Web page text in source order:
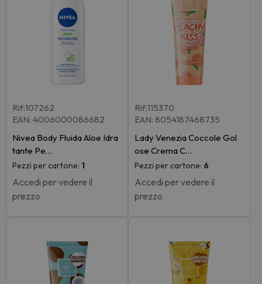
Rif:107262
EAN: 4006000086682
Nivea Body Fluida Aloe Idra
tante Pe…
Pezzi per cartone: 1
Accedi per vedere il
prezzo
Rif:115370
EAN: 8054187468735
Lady Venezia Coccole Gol
ose Crema C…
Pezzi per cartone: 6
Accedi per vedere il
prezzo